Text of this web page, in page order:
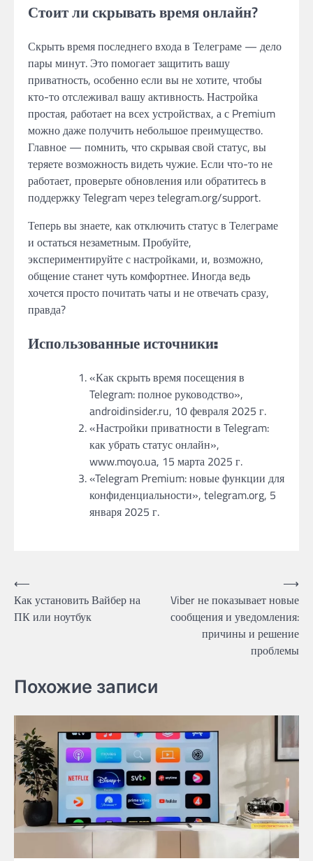
Стоит ли скрывать время онлайн?
Скрыть время последнего входа в Телеграме — дело
пары минут. Это помогает защитить вашу
приватность, особенно если вы не хотите, чтобы
кто-то отслеживал вашу активность. Настройка
простая, работает на всех устройствах, а с Premium
можно даже получить небольшое преимущество.
Главное — помнить, что скрывая свой статус, вы
теряете возможность видеть чужие. Если что-то не
работает, проверьте обновления или обратитесь в
поддержку Telegram через telegram.org/support.
Теперь вы знаете, как отключить статус в Телеграме
и остаться незаметным. Пробуйте,
экспериментируйте с настройками, и, возможно,
общение станет чуть комфортнее. Иногда ведь
хочется просто почитать чаты и не отвечать сразу,
правда?
Использованные источники:
«Как скрыть время посещения в
Telegram: полное руководство»,
androidinsider.ru, 10 февраля 2025 г.
«Настройки приватности в Telegram:
как убрать статус онлайн»,
www.moyo.ua, 15 марта 2025 г.
«Telegram Premium: новые функции для
конфиденциальности», telegram.org, 5
января 2025 г.
Post
navigation
⟵
Как установить Вайбер на
ПК или ноутбук
Viber не показывает новые
сообщения и уведомления:
причины и решение
проблемы
⟶
Похожие записи